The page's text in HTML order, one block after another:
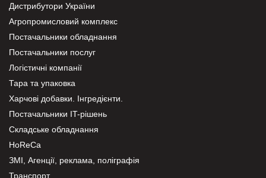
Дистрибутори України
Агропромисловий комплекс
Постачальники обладнання
Постачальники послуг
Логістичні компанії
Тара та упаковка
Харчові добавки. Інгредієнти.
Постачальники IT-рішень
Складське обладнання
HoReCa
ЗМІ, Агенції, реклама, поліграфія
Транспорт